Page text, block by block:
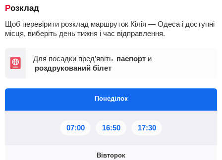
Розклад
Щоб перевірити розклад маршруток Кілія — Одеса і доступні
місця, виберіть день тижня і час відправлення.
Для посадки пред’явіть паспорт и
роздрукований білет
Понеділок
07:00 16:50 17:30
Вівторок